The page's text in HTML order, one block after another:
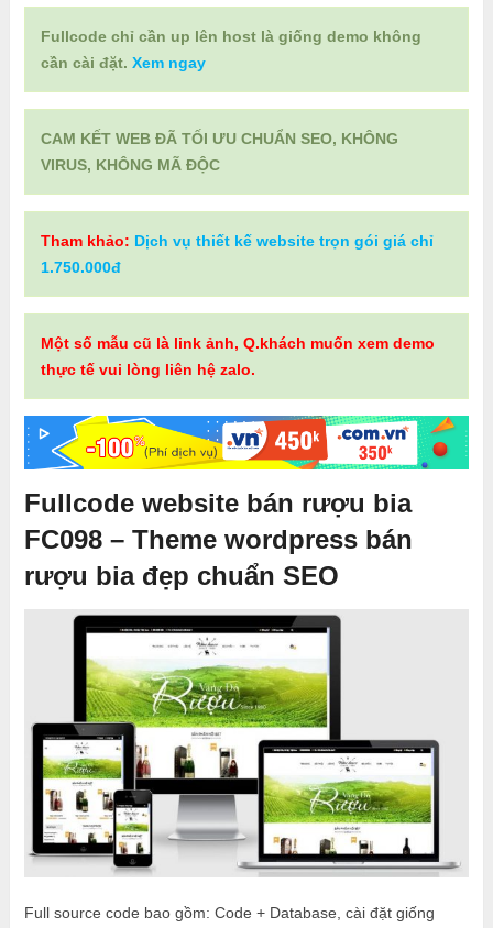
Fullcode chỉ cần up lên host là giống demo không
cần cài đặt. Xem ngay
CAM KẾT WEB ĐÃ TỐI ƯU CHUẨN SEO, KHÔNG
VIRUS, KHÔNG MÃ ĐỘC
Tham khảo: Dịch vụ thiết kế website trọn gói giá chỉ
1.750.000đ
Một số mẫu cũ là link ảnh, Q.khách muốn xem demo
thực tế vui lòng liên hệ zalo.
Fullcode website bán rượu bia
FC098 – Theme wordpress bán
rượu bia đẹp chuẩn SEO
Full source code bao gồm: Code + Database, cài đặt giống